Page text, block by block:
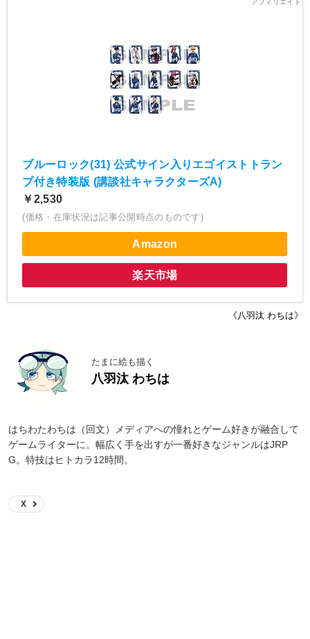
ブルーロック(31) 公式サイン入りエゴイストトラン
プ付き特装版 (講談社キャラクターズA)
￥2,530
(価格・在庫状況は記事公開時点のものです)
Amazon
楽天市場
《八羽汰 わちは》
たまに絵も描く
八羽汰 わちは
はちわたわちは（回文）メディアへの憧れとゲーム好きが融合して
ゲームライターに。幅広く手を出すが一番好きなジャンルはJRP
G。特技はヒトカラ12時間。
X